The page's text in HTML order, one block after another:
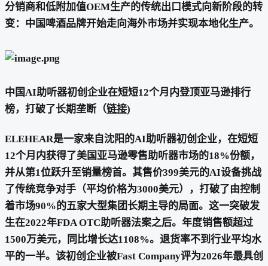
分销商和低附加值OEM生产的传统出口模式向新阶段的转
变：中国啤酒品牌开始走向海外市场并实现本地化生产。
中国AI助听器初创企业在短短12个月内登顶亚马逊排行
榜，打破了长期垄断（链接)
ELEHEAR是一家来自沈阳的AI助听器初创企业，在短短
12个月内获得了美国亚马逊零售助听器市场的18%份额，
并从第1位跃升至销量榜首。其售价399美元的AI设备挑战
了传统竞争对手（平均价格为3000美元），打破了由控制
着市场90%的五家大型集团长期主导的局面。这一突破发
生在2022年FDA OTC助听器法案之后。年度销售额超过
1500万美元，同比增长达1108%。退货率不到行业平均水
平的一半。该初创企业被Fast Company评为2026年最具创